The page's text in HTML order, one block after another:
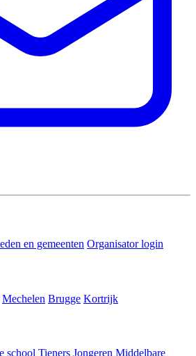
en gemeenten Organisator login
Mechelen Brugge Kortrijk
school Tieners Jongeren Middelbare